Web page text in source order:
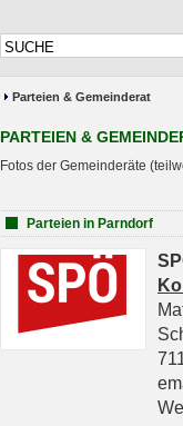
Parteien & Gemeinderat
PARTEIEN &
Fotos der Gemeinderäte
Parteien in Parndorf